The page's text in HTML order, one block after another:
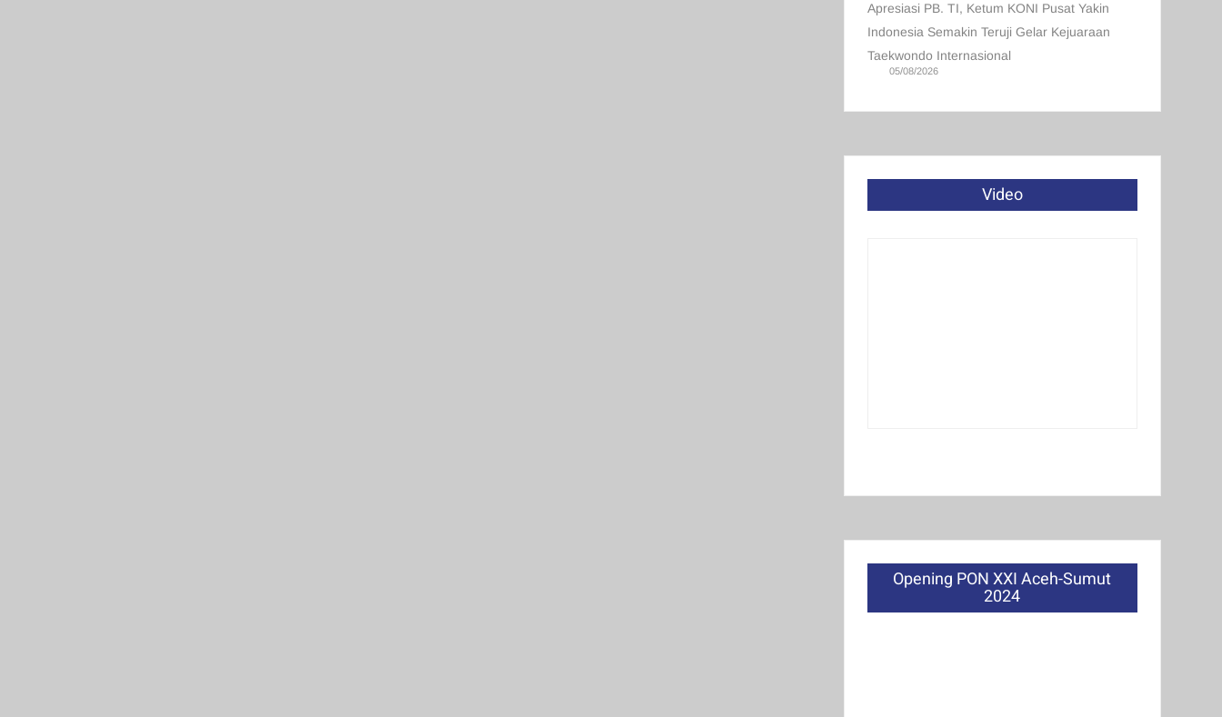
Apresiasi PB. TI, Ketum KONI Pusat Yakin
Indonesia Semakin Teruji Gelar Kejuaraan
Taekwondo Internasional
05/08/2026
Video
Opening PON XXI Aceh-Sumut
2024